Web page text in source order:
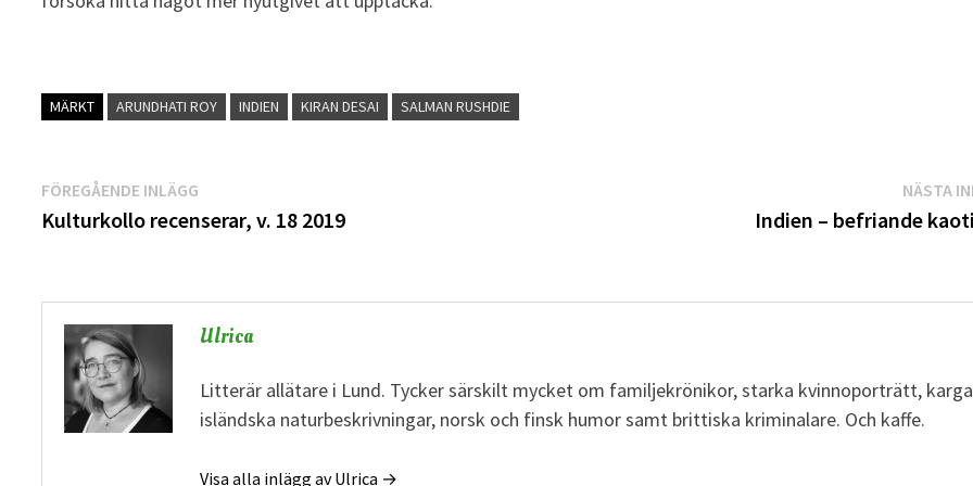
MÄRKT ARUNDHATI ROY INDIEN KIRAN DESAI SALMAN RUSHDIE
Inläggsnavigering
FÖREGÅENDE INLÄGG
inlägg:
Kulturkollo recenserar, v. 18 2019
NÄSTA
Indien – befriande
Ulrica
Litterär allätare i Lund. Tycker särskilt mycket om familjekrönikor, starka kvinnoporträtt, karga
isländska naturbeskrivningar, norsk och finsk humor samt brittiska kriminalare. Och kaffe.
Visa alla inlägg av Ulrica →